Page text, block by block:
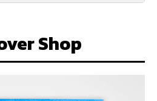
Shop